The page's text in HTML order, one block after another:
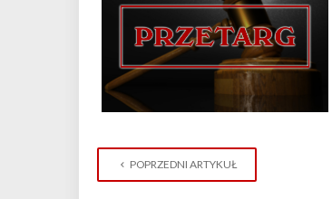
POPRZEDNI ARTYKUŁ